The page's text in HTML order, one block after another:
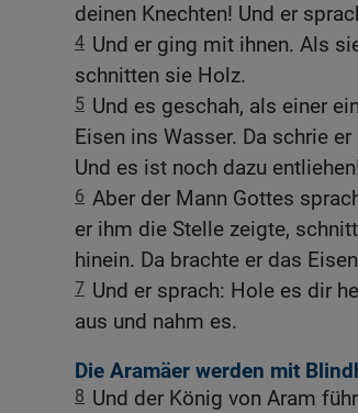
deinen Knechten! Und er
4 Und er ging mit ihnen. Als
schnitten sie Holz.
5 Und es geschah, als einer
Eisen ins Wasser. Da schrie
Und es ist noch dazu
6 Aber der Mann Gottes
er ihm die Stelle zeigte,
hinein. Da brachte er das
7 Und er sprach: Hole es dir
aus und nahm es.
Die Aramäer werden mit
8 Und der König von Aram